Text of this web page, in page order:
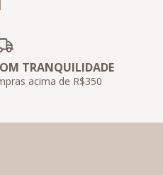
TRANQUILIDADE
acima de R$350